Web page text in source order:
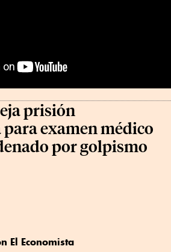
prisión
examen médico
por golpismo
El Economista